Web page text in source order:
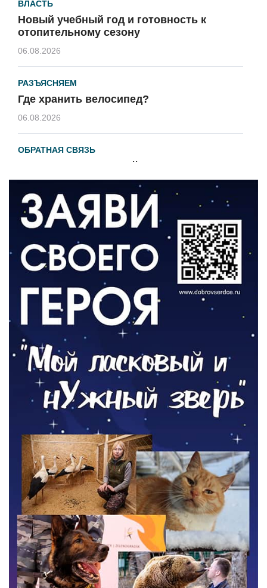
ВЛАСТЬ
Новый учебный год и готовность к
отопительному сезону
06.08.2026
РАЗЪЯСНЯЕМ
Где хранить велосипед?
06.08.2026
ОБРАТНАЯ СВЯЗЬ
ВЛАСТЬ
День памяти и «Симфония народов»
06.08.2026
Новый настил на экотропе
05.08.2026